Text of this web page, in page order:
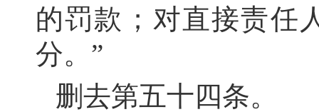
的罚款；对直接责任
分。”
删去第五十四条。